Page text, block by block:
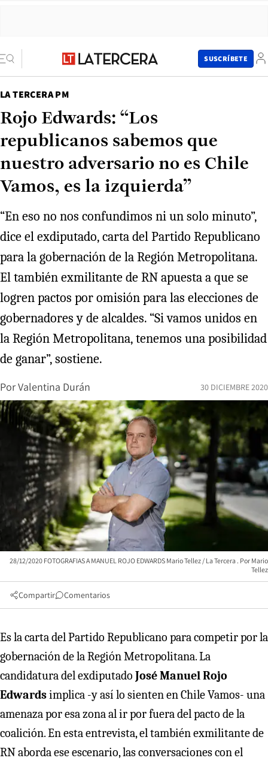
SUSCRÍBETE
LA TERCERA PM
Rojo Edwards: “Los
republicanos sabemos que
nuestro adversario no es Chile
Vamos, es la izquierda”
“En eso no nos confundimos ni un solo minuto”,
dice el exdiputado, carta del Partido Republicano
para la gobernación de la Región Metropolitana.
El también exmilitante de RN apuesta a que se
logren pactos por omisión para las elecciones de
gobernadores y de alcaldes. “Si vamos unidos en
la Región Metropolitana, tenemos una posibilidad
de ganar”, sostiene.
PorValentina Durán 30 DICIEMBRE 2020
28/12/2020 FOTOGRAFIAS A MANUEL ROJO EDWARDS Mario Tellez / La Tercera
Mario
Tellez
Compartir Comentarios
Es la carta del Partido Republicano para competir por la
gobernación de la Región Metropolitana. La
candidatura del exdiputado José Manuel Rojo
Edwardsimplica -y así lo sienten en Chile Vamos- una
amenaza por esa zona al ir por fuera del pacto de la
coalición. En esta entrevista, el también exmilitante de
RN aborda ese escenario, las conversaciones con el